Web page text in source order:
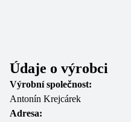
Údaje o výrobci
Výrobní společnost:
Antonín Krejcárek
Adresa: